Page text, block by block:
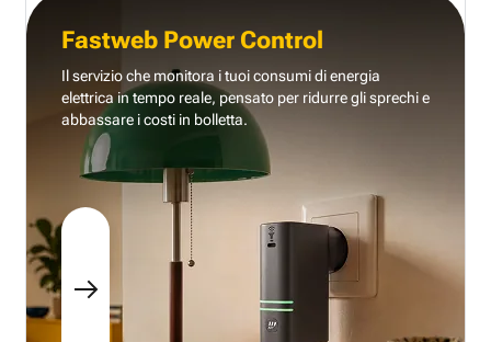
Fastweb Power Control
Il servizio che monitora i tuoi consumi di energia
elettrica in tempo reale, pensato per ridurre gli sprechi e
abbassare i costi in bolletta.